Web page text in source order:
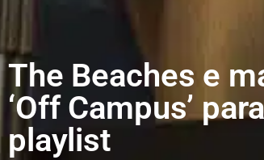
The Beaches e
‘Off Campus’
playlist